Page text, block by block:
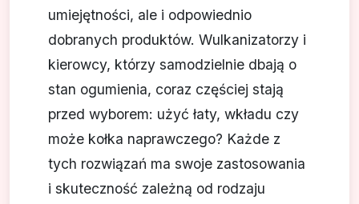
umiejętności, ale i odpowiednio
dobranych produktów. Wulkanizatorzy i
kierowcy, którzy samodzielnie dbają o
stan ogumienia, coraz częściej stają
przed wyborem: użyć łaty, wkładu czy
może kołka naprawczego? Każde z
tych rozwiązań ma swoje zastosowania
i skuteczność zależną od rodzaju